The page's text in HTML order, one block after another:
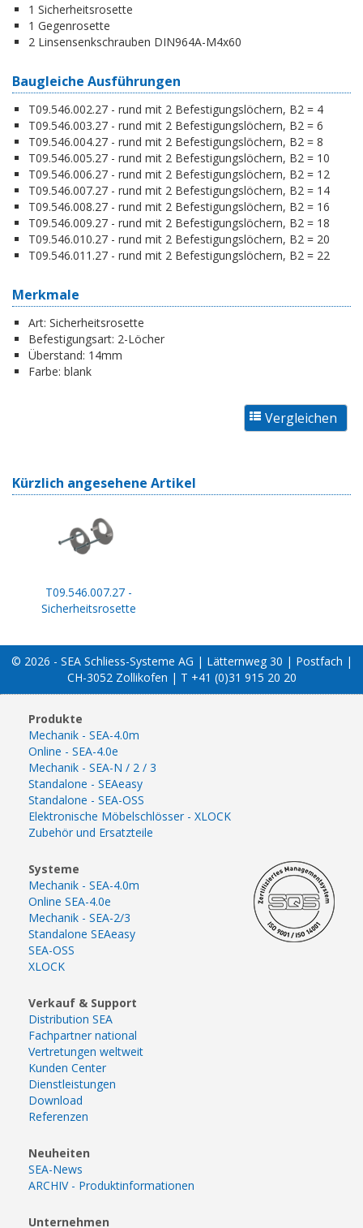
1 Sicherheitsrosette
1 Gegenrosette
2 Linsensenkschrauben DIN964A-M4x60
Baugleiche Ausführungen
T09.546.002.27 - rund mit 2 Befestigungslöchern, B2 = 4
T09.546.003.27 - rund mit 2 Befestigungslöchern, B2 = 6
T09.546.004.27 - rund mit 2 Befestigungslöchern, B2 = 8
T09.546.005.27 - rund mit 2 Befestigungslöchern, B2 = 10
T09.546.006.27 - rund mit 2 Befestigungslöchern, B2 = 12
T09.546.007.27 - rund mit 2 Befestigungslöchern, B2 = 14
T09.546.008.27 - rund mit 2 Befestigungslöchern, B2 = 16
T09.546.009.27 - rund mit 2 Befestigungslöchern, B2 = 18
T09.546.010.27 - rund mit 2 Befestigungslöchern, B2 = 20
T09.546.011.27 - rund mit 2 Befestigungslöchern, B2 = 22
Merkmale
Art: Sicherheitsrosette
Befestigungsart: 2-Löcher
Überstand: 14mm
Farbe: blank
Kürzlich angesehene Artikel
T09.546.007.27 -
Sicherheitsrosette
© 2026 - SEA Schliess-Systeme AG | Lätternweg 30 | Postfach |
CH-3052 Zollikofen | T +41 (0)31 915 20 20
Produkte
Mechanik - SEA-4.0m
Online - SEA-4.0e
Mechanik - SEA-N / 2 / 3
Standalone - SEAeasy
Standalone - SEA-OSS
Elektronische Möbelschlösser - XLOCK
Zubehör und Ersatzteile
Systeme
Mechanik - SEA-4.0m
Online SEA-4.0e
Mechanik - SEA-2/3
Standalone SEAeasy
SEA-OSS
XLOCK
Verkauf & Support
Distribution SEA
Fachpartner national
Vertretungen weltweit
Kunden Center
Dienstleistungen
Download
Referenzen
Neuheiten
SEA-News
ARCHIV - Produktinformationen
Unternehmen